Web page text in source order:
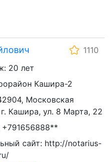
1110
20 лет
Кашира-2
Московская
Кашира, ул. 8 Марта, 22
+791656888**
сайт: http://notarius-